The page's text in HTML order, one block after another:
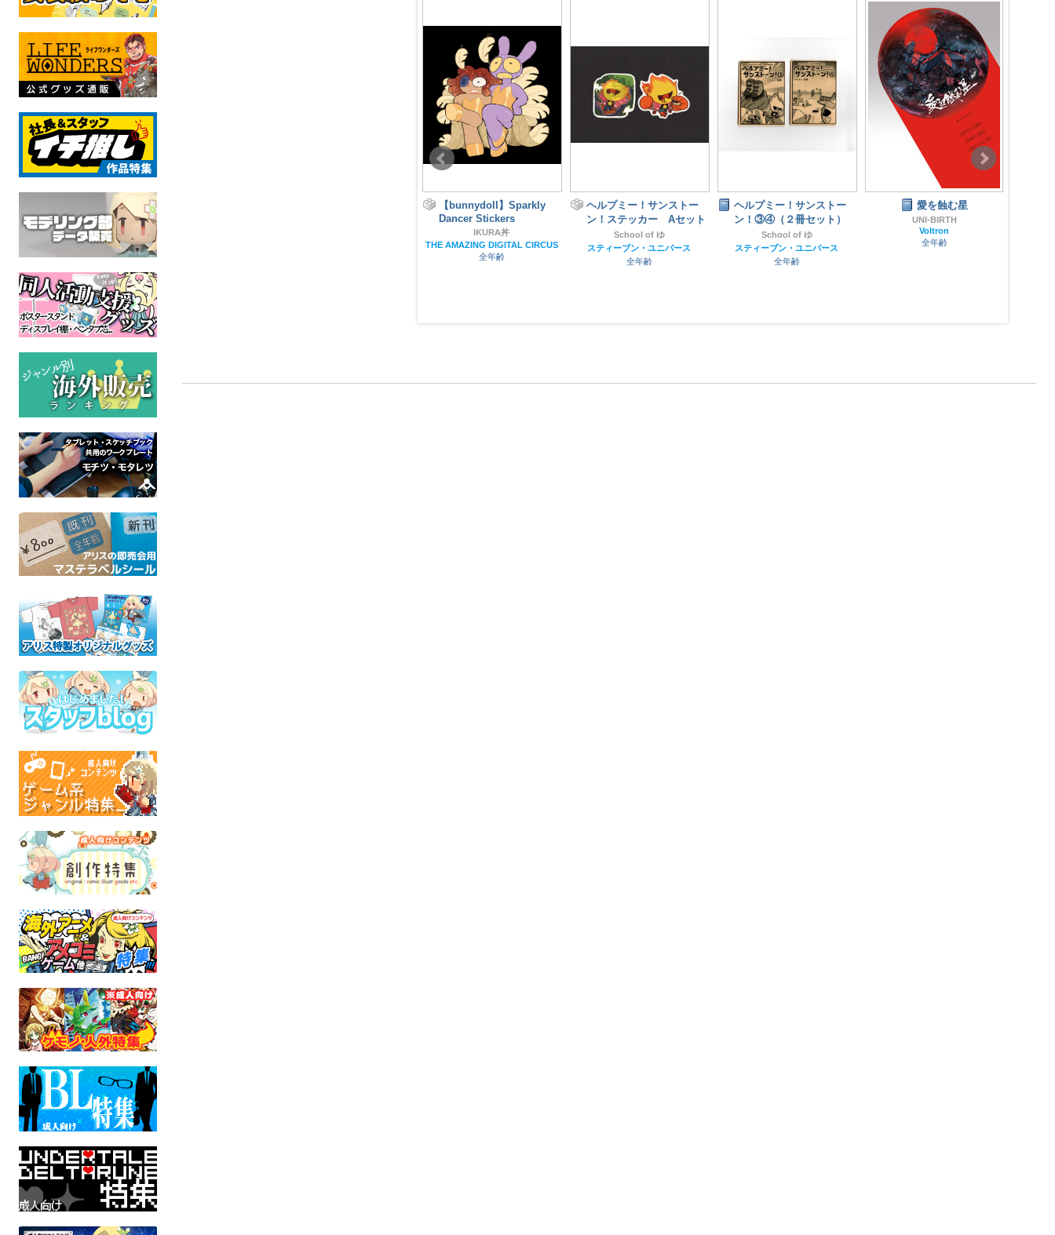
迷走パニック
ケモノ
全年齢
サンストーンchill outコ
ースター
スティーブン・ユニバース
ヘルプミー！サンストー
ン！ステッカー Aセット
School of ゆ
スティーブン・ユニバース
全年齢
ヘルプミー！サンストー
ン！③④（２冊セット）
School of ゆ
スティーブン・ユニバース
全年齢
愛を蝕む星
UNI-BIRTH
Voltron
全年齢
SUペーパークラフトA
School of ゆ
スティーブン・ユニバース
全年齢